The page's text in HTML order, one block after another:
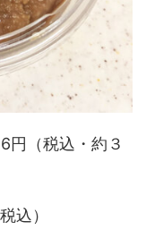
円（税込・約３
込）